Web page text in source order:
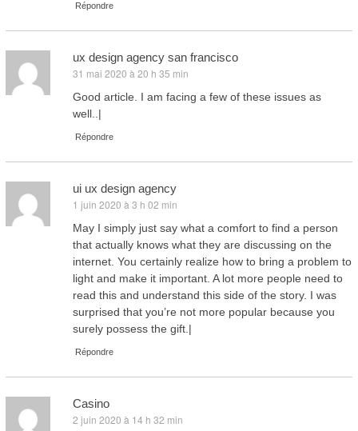
Répondre
ux design agency san francisco
dit :
31 mai 2020 à 20 h 35 min
Good article. I am facing a few of these issues as
well..|
Répondre
ui ux design agency
dit :
1 juin 2020 à 3 h 02 min
May I simply just say what a comfort to find a person
that actually knows what they are discussing on the
internet. You certainly realize how to bring a problem to
light and make it important. A lot more people need to
read this and understand this side of the story. I was
surprised that you’re not more popular because you
surely possess the gift.|
Répondre
Casino
dit :
2 juin 2020 à 14 h 32 min